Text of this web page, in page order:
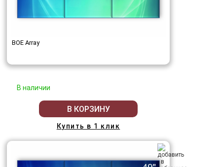
BOE Array
В наличии
В КОРЗИНУ
Купить в 1 клик